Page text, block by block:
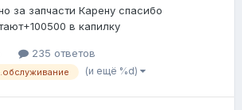
за запчасти Карену спасибо
в капилку
235 ответов
(и ещё %d)